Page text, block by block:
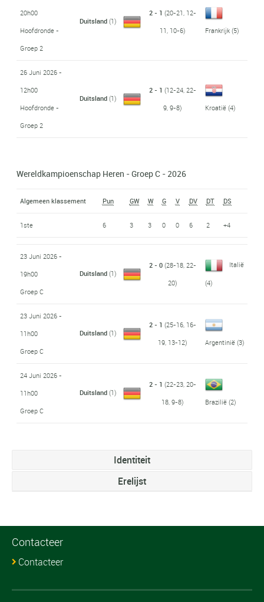
20h00
Hoofdronde -
Groep 2
Duitsland(1)
2 - 1 (20-21, 12-
11, 10-6)
Frankrijk(5)
26 Juni 2026 -
12h00
Hoofdronde -
Groep 2
Duitsland(1)
2 - 1 (12-24, 22-
9, 9-8)
Kroatië(4)
Wereldkampioenschap Heren - Groep C - 2026
Algemeen klassement Pun GW W G V DV DT DS
1ste 6 3 3 0 0 6 2 +4
23 Juni 2026 -
19h00
Groep C
Duitsland(1)
2 - 0 (28-18, 22-
20)
Italië
(4)
23 Juni 2026 -
11h00
Groep C
Duitsland(1)
2 - 1 (25-16, 16-
19, 13-12)
Argentinië(3)
24 Juni 2026 -
11h00
Groep C
Duitsland(1)
2 - 1 (22-23, 20-
18, 9-8)
Brazilië(2)
Identiteit
Erelijst
Contacteer
Contacteer